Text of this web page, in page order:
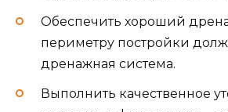
Обеспечить хороший
периметру постройки
дренажная система.
Выполнить качественное